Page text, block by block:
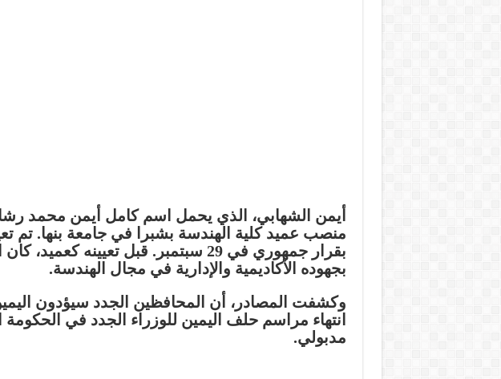
أيمن الشهابي، الذي يحمل اسم كامل أيمن محمد
منصب عميد كلية الهندسة بشبرا في جامعة بنها. تم
بقرار جمهوري في 29 سبتمبر. قبل تعيينه
بجهوده الأكاديمية والإدارية في مجال الهندسة.
وكشفت المصادر، أن المحافظين الجدد سيؤدون
انتهاء مراسم حلف اليمين للوزراء الجدد في
مدبولي.